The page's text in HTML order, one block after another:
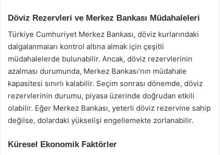
Döviz Rezervleri ve Merkez Bankası Müdahaleleri
Türkiye Cumhuriyet Merkez Bankası, döviz kurlarındaki
dalgalanmaları kontrol altına almak için çeşitli
müdahalelerde bulunabilir. Ancak, döviz rezervlerinin
azalması durumunda, Merkez Bankası’nın müdahale
kapasitesi sınırlı kalabilir. Seçim sonrası dönemde, döviz
rezervlerinin durumu, piyasa üzerinde doğrudan etkili
olabilir. Eğer Merkez Bankası, yeterli döviz rezervine sahip
değilse, dolardaki yükselişi engellemekte zorlanabilir.
Küresel Ekonomik Faktörler